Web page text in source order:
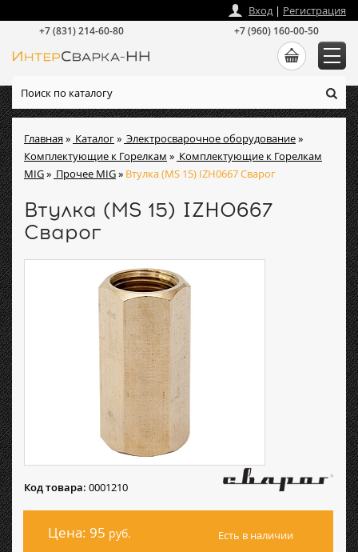
Главная» Каталог» Электросварочное оборудование»
Комплектующие к Горелкам » Комплектующие к Горелкам
MIG» Прочее MIG» Втулка (MS 15) IZH0667 Сварог
Втулка (MS 15) IZH0667
Сварог
Код товара: 0001210
Цена: 95 руб. Есть в наличии
Вход| Регистрация
+7 (831) 214-60-80 +7 (960) 160-00-50